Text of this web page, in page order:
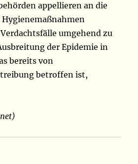
appellieren an die
umgehend zu
der Epidemie in
bereits von
betroffen ist,